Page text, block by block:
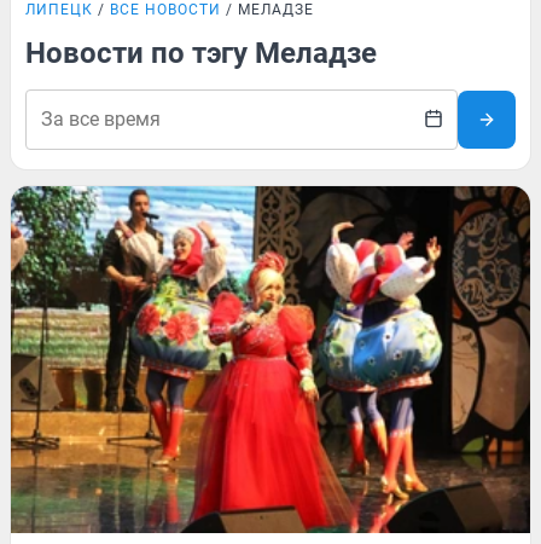
ЛИПЕЦК ВСЕ НОВОСТИ МЕЛАДЗЕ
Новости по тэгу Меладзе